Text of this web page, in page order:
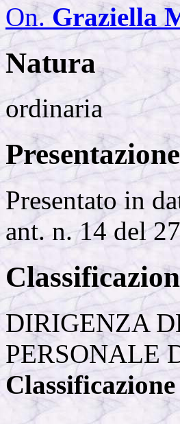
On.Graziella
Natura
ordinaria
Presentazione
Presentato in
ant. n. 14 del
DIRIGENZA
PERSONALE